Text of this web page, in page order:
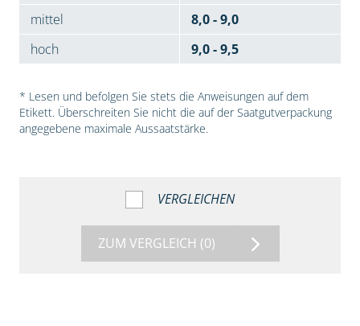
mittel
8,0 - 9,0
hoch
9,0 - 9,5
* Lesen und befolgen Sie stets die Anweisungen auf dem
Etikett. Überschreiten Sie nicht die auf der Saatgutverpackung
angegebene maximale Aussaatstärke.
VERGLEICHEN
ZUM VERGLEICH (0)